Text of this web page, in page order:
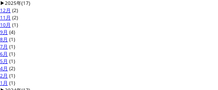
▶2025年(17)
12月 (2)
11月 (2)
10月 (1)
9月 (4)
8月 (1)
7月 (1)
6月 (1)
5月 (1)
4月 (2)
2月 (1)
1月 (1)